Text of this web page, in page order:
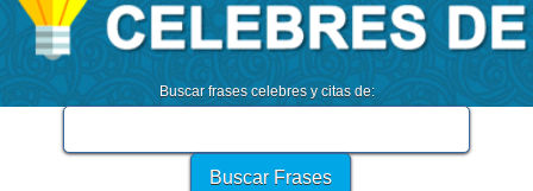
Buscar frases celebres y citas de: